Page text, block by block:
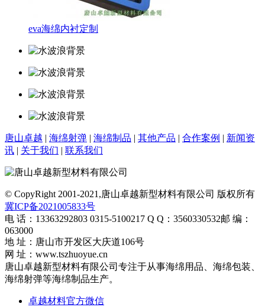
eva海绵内衬定制
唐山卓越 | 海绵射弹 | 海绵制品 | 其他产品 | 合作案例 | 新闻资
讯 | 关于我们 | 联系我们
© CopyRight 2001-2021,唐山卓越新型材料有限公司 版权所有
冀ICP备2021005833号
电 话：13363292803 0315-5100217 Q Q：3560330532邮 编：
063000
地 址：唐山市开发区大庆道106号
网 址：www.tszhuoyue.cn
唐山卓越新型材料有限公司专注于从事海绵用品、海绵包装、
海绵射弹等海绵制品生产。
卓越材料官方微信